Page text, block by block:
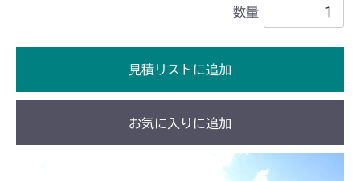
ミッション HT051B FIG10 ブレーキ
ミッション HI051A FIG10 ブレーキ
ミッション HI051B FIG10 ブレーキ
ミッション FIG10 ブレーキ
CM182
ミッション FIG10 ブレーキ
ミッション FIG6 ブレーキ
数量
見積リストに追加
お気に入りに追加